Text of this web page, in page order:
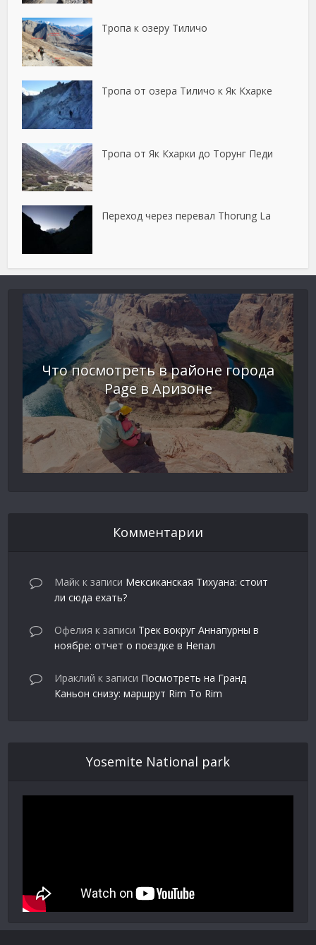
Тропа к озеру Тиличо
Тропа от озера Тиличо к Як Кхарке
Тропа от Як Кхарки до Торунг Педи
Переход через перевал Thorung La
Что посмотреть в районе города
Page в Аризоне
Комментарии
Майк к записи Мексиканская Тихуана: стоит
ли сюда ехать?
Офелия к записи Трек вокруг Аннапурны в
ноябре: отчет о поездке в Непал
Ираклий к записи Посмотреть на Гранд
Каньон снизу: маршрут Rim To Rim
Yosemite National park